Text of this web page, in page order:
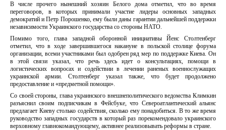
В числе прочего нынешний хозяин Белого дома отметил, что во время
переговоров, в которых принимали участие лидеры основных западных
демократий и Петр Порошенко, ему были даны гарантии дальнейшей поддержки
независимости Украинского государства со стороны НАТО.
Помимо того, глава западной оборонной инициативы Йенс Столтенберг
отметил, что в ходе завершившегося накануне в польской столице форума
организации, всеми участниками был одобрен ряд мер по поддержке Киева. Он
в этой связи указал, что речь здесь идет о консультациях, помощи в
логистических вопросах и содействии в лечении раненых военнослужащих
украинской армии. Столтенберг указал также, что будет продолжено
предоставление и «предметной помощи».
Со своей стороны, глава украинского внешнеполитического ведомства Климкин
разъяснил своим подписчикам в Фейсбуке, что Североатлантический альянс
предлагает Киеву столько содействия, сколько ему понадобиться. В то же время
руководство западных государств в который раз порекомендовало украинского
верховному главнокомандующему, активнее реализовывать реформы в стране.